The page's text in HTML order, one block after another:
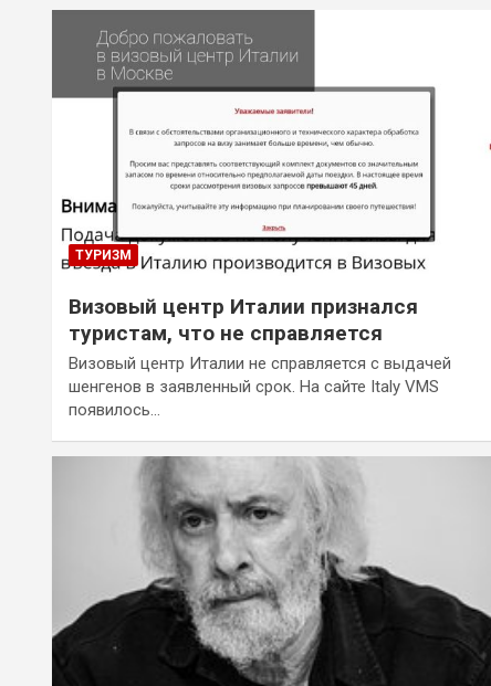
ТУРИЗМ
Визовый центр Италии признался
туристам, что не справляется
Визовый центр Италии не справляется с выдачей
шенгенов в заявленный срок. На сайте Italy VMS
появилось…